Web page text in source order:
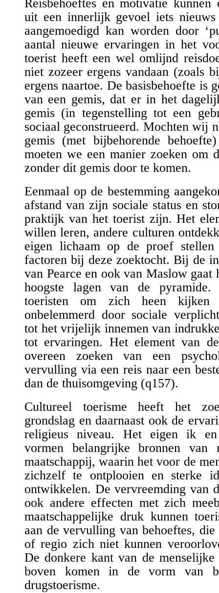
Reisbehoeftes en motivatie kunnen
uit een innerlijk gevoel iets
aangemoedigd kan worden door
aantal nieuwe ervaringen in het
toerist heeft een wel omlijnd
niet zozeer ergens vandaan (zoals
ergens naartoe. De basisbehoefte is
van een gemis, dat er in het
gemis (in tegenstelling tot een
sociaal geconstrueerd. Mochten wij
gemis (met bijbehorende
moeten we een manier zoeken om
zonder dit gemis door te komen.
Eenmaal op de bestemming
afstand van zijn sociale status en
praktijk van het toerist zijn. Het
willen leren, andere culturen
eigen lichaam op de proef
factoren bij deze zoektocht. Bij de
van Pearce en ook van Maslow
hoogste lagen van de
toeristen om zich heen kijken
onbelemmerd door sociale
tot hetvrijelijk innemenvan
tot ervaringen. Het element van
overeen zoeken van een
vervulling via een reis naar een
dan de thuisomgeving (q157).
Cultureel toerisme heeft het
grondslag en daarnaast ook de
religieus niveau. Het eigen ik
vormen belangrijke bronnen van
maatschappij, waarin het voor de
zichzelf te ontplooien en sterke
ontwikkelen. De vervreemding van
ook andere effecten met zich
maatschappelijke druk kunnen
aan de vervulling van behoeftes, die
of regio zich niet kunnen
De donkere kant van de
boven komen in de vorm van
drugstoerisme.